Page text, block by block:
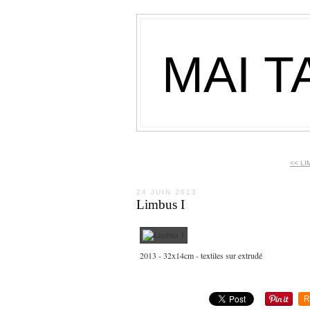
MAI
<<
24 JUIN 2013
Limbus I
2013 - 32x14cm - textiles sur extrudé